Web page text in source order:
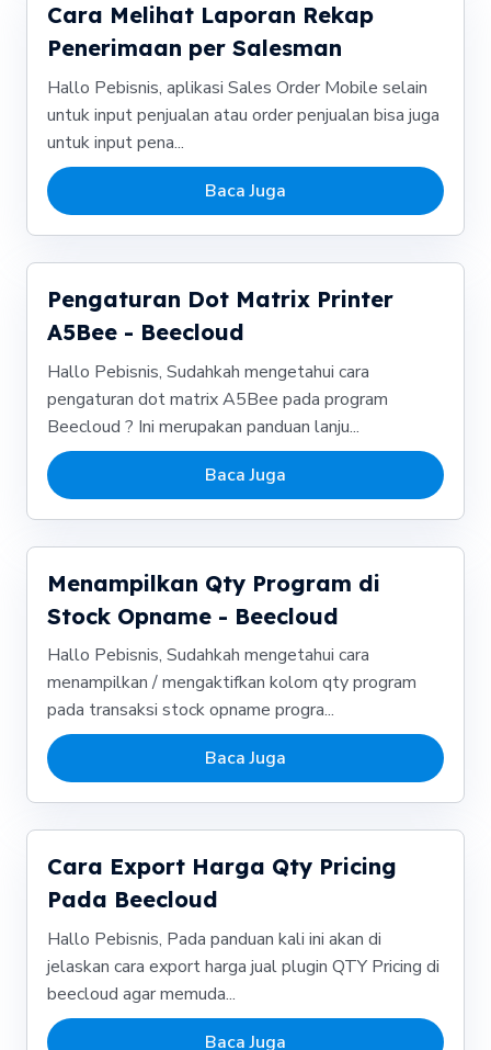
Cara Melihat Laporan Rekap
Penerimaan per Salesman
Hallo Pebisnis, aplikasi Sales Order Mobile selain
untuk input penjualan atau order penjualan bisa juga
untuk input pena...
Baca Juga
Pengaturan Dot Matrix Printer
A5Bee - Beecloud
Hallo Pebisnis, Sudahkah mengetahui cara
pengaturan dot matrix A5Bee pada program
Beecloud ? Ini merupakan panduan lanju...
Baca Juga
Menampilkan Qty Program di
Stock Opname - Beecloud
Hallo Pebisnis, Sudahkah mengetahui cara
menampilkan / mengaktifkan kolom qty program
pada transaksi stock opname progra...
Baca Juga
Cara Export Harga Qty Pricing
Pada Beecloud
Hallo Pebisnis, Pada panduan kali ini akan di
jelaskan cara export harga jual plugin QTY Pricing di
beecloud agar memuda...
Baca Juga